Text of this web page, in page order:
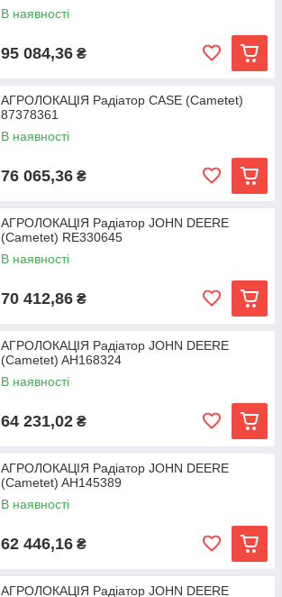
В наявності
95 084,36 ₴
АГРОЛОКАЦІЯ Радіатор CASE (Cametet)
87378361
В наявності
76 065,36 ₴
АГРОЛОКАЦІЯ Радіатор JOHN DEERE
(Cametet) RE330645
В наявності
70 412,86 ₴
АГРОЛОКАЦІЯ Радіатор JOHN DEERE
(Cametet) AH168324
В наявності
64 231,02 ₴
АГРОЛОКАЦІЯ Радіатор JOHN DEERE
(Cametet) AH145389
В наявності
62 446,16 ₴
АГРОЛОКАЦІЯ Радіатор JOHN DEERE